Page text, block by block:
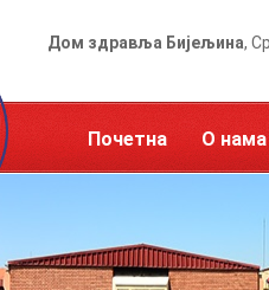
Дом здравља Бијељина,
Почетна О нама